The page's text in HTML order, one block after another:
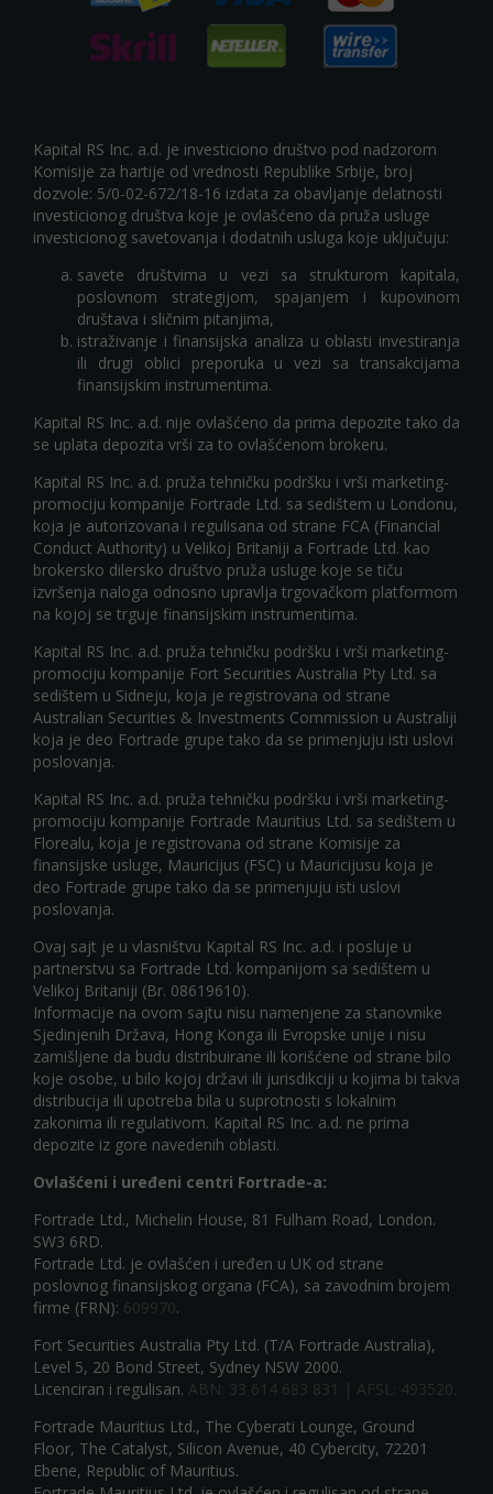
Kapital RS Inc. a.d. je investiciono društvo pod nadzorom
Komisije za hartije od vrednosti Republike Srbije, broj
dozvole: 5/0-02-672/18-16 izdata za obavljanje delatnosti
investicionog društva koje je ovlašćeno da pruža usluge
investicionog savetovanja i dodatnih usluga koje uključuju:
savete društvima u vezi sa strukturom kapitala,
poslovnom strategijom, spajanjem i kupovinom
društava i sličnim pitanjima,
istraživanje i finansijska analiza u oblasti investiranja
ili drugi oblici preporuka u vezi sa transakcijama
finansijskim instrumentima.
Kapital RS Inc. a.d. nije ovlašćeno da prima depozite tako da
se uplata depozita vrši za to ovlašćenom brokeru.
Kapital RS Inc. a.d. pruža tehničku podršku i vrši marketing-
promociju kompanije Fortrade Ltd. sa sedištem u Londonu,
koja je autorizovana i regulisana od strane FCA (Financial
Conduct Authority) u Velikoj Britaniji a Fortrade Ltd. kao
brokersko dilersko društvo pruža usluge koje se tiču
izvršenja naloga odnosno upravlja trgovačkom platformom
na kojoj se trguje finansijskim instrumentima.
Kapital RS Inc. a.d. pruža tehničku podršku i vrši marketing-
promociju kompanije Fort Securities Australia Pty Ltd. sa
sedištem u Sidneju, koja je registrovana od strane
Australian Securities & Investments Commission u Australiji
koja je deo Fortrade grupe tako da se primenjuju isti uslovi
poslovanja.
Kapital RS Inc. a.d. pruža tehničku podršku i vrši marketing-
promociju kompanije Fortrade Mauritius Ltd. sa sedištem u
Florealu, koja je registrovana od strane Komisije za
finansijske usluge, Mauricijus (FSC) u Mauricijusu koja je
deo Fortrade grupe tako da se primenjuju isti uslovi
poslovanja.
Ovaj sajt je u vlasništvu Kapital RS Inc. a.d. i posluje u
partnerstvu sa Fortrade Ltd. kompanijom sa sedištem u
Velikoj Britaniji (Br. 08619610).
Informacije na ovom sajtu nisu namenjene za stanovnike
Sjedinjenih Država, Hong Konga ili Evropske unije i nisu
zamišljene da budu distribuirane ili korišćene od strane bilo
koje osobe, u bilo kojoj državi ili jurisdikciji u kojima bi takva
distribucija ili upotreba bila u suprotnosti s lokalnim
zakonima ili regulativom. Kapital RS Inc. a.d. ne prima
depozite iz gore navedenih oblasti.
Ovlašćeni i uređeni centri Fortrade-a:
Fortrade Ltd., Michelin House, 81 Fulham Road, London.
SW3 6RD.
Fortrade Ltd. je ovlašćen i uređen u UK od strane
poslovnog finansijskog organa (FCA), sa zavodnim brojem
firme (FRN): 609970.
Fort Securities Australia Pty Ltd. (T/A Fortrade Australia),
Level 5, 20 Bond Street, Sydney NSW 2000.
Licenciran i regulisan. ABN: 33 614 683 831 | AFSL: 493520.
Fortrade Mauritius Ltd., The Cyberati Lounge, Ground
Floor, The Catalyst, Silicon Avenue, 40 Cybercity, 72201
Ebene, Republic of Mauritius.